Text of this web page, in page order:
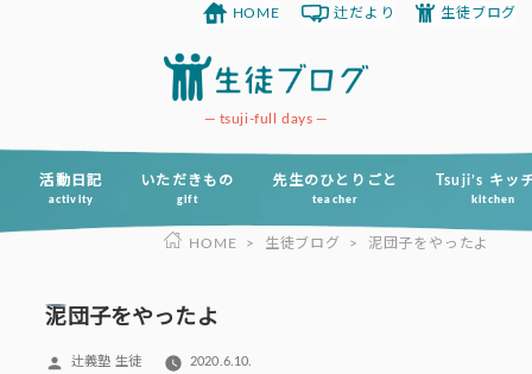
ツ
tsuji-full days
活動日記
activity
いただきもの
gift
先生のひとりごと
teacher
Tsuji’s キッ
kitchen
HOME 辻だより 生徒ブログ
HOME > 生徒ブログ > 泥団子をやったよ
泥団子をやったよ
投
辻義塾 生徒 2020.6.10.